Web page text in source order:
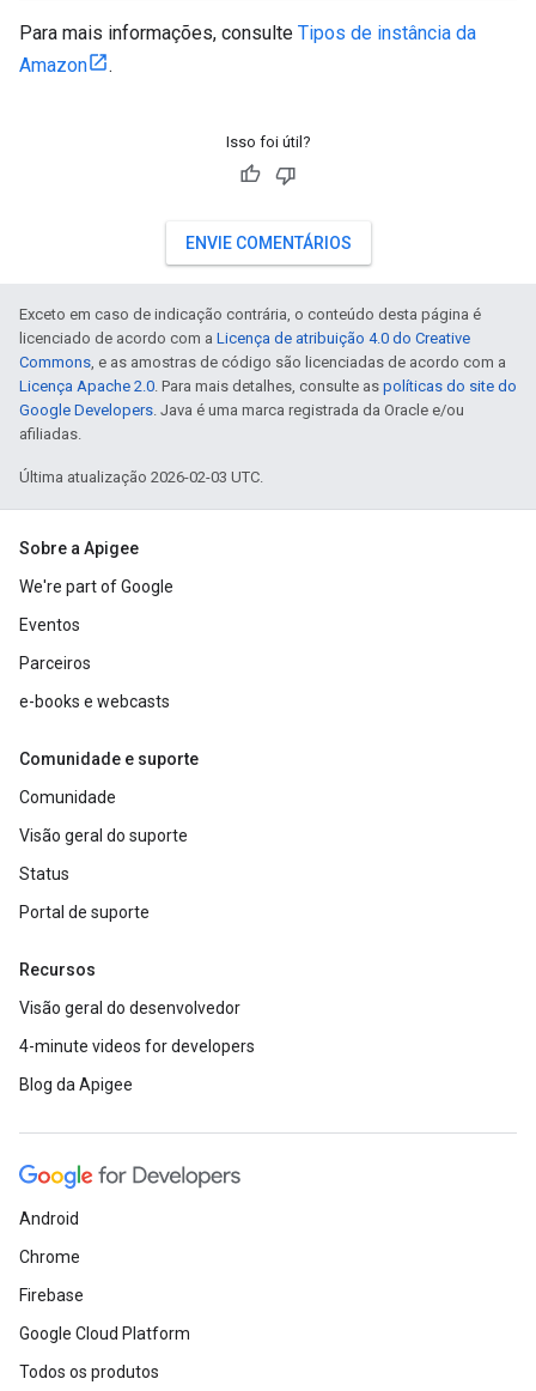
Para mais informações, consulte Tipos de instância da
Amazon
.
Isso foi útil?
ENVIE COMENTÁRIOS
Exceto em caso de indicação contrária, o conteúdo desta página é
licenciado de acordo com a Licença de atribuição 4.0 do Creative
Commons, e as amostras de código são licenciadas de acordo com a
Licença Apache 2.0. Para mais detalhes, consulte as políticas do site do
Google Developers. Java é uma marca registrada da Oracle e/ou
afiliadas.
Última atualização 2026-02-03 UTC.
Sobre a Apigee
We're part of Google
Eventos
Parceiros
e-books e webcasts
Comunidade e suporte
Comunidade
Visão geral do suporte
Status
Portal de suporte
Recursos
Visão geral do desenvolvedor
4-minute videos for developers
Blog da Apigee
Android
Chrome
Firebase
Google Cloud Platform
Todos os produtos